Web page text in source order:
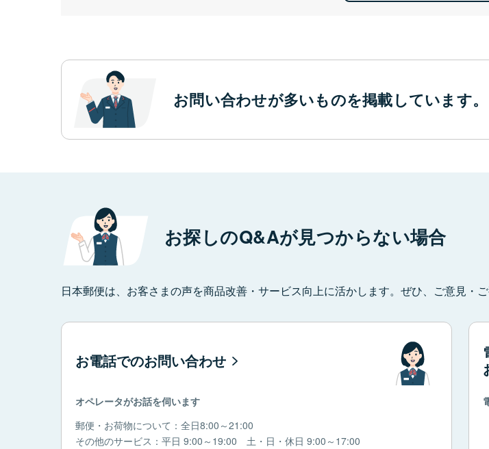
お問い合わせが多いものを掲載しています。
お探しのQ&Aが見つからない場合
日本郵便は、お客さまの声を商品改善・サービス向上に活かします。ぜひ、ご意見・ご
お電話でのお問い合わせ
オペレータがお話を伺います
郵便・お荷物について：全日8:00～21:00
その他のサービス：平日 9:00～19:00 土・日・休日 9:00～17:00